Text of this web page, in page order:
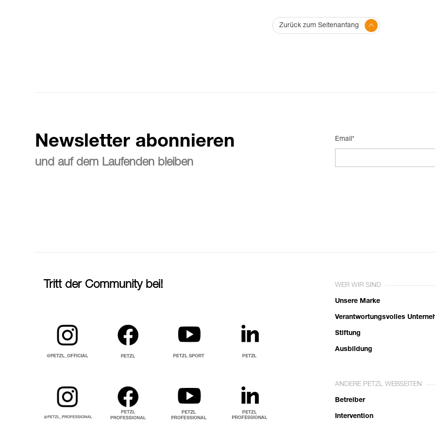
Zurück zum Seitenanfang
Newsletter abonnieren
und auf dem Laufenden bleiben
Email*
Tritt der Community bei! WER WIR SIND
Unsere Marke
Verantwortungsvolles
Stiftung
Ausbildung
ANDERE PETZL WEBSEITEN
Betreiber
Intervention